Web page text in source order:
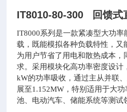
IT8010-80-300 回馈式
IT8000系列是一款紧凑型大功率
载，既能模拟各种负载特性，又
为用户节省了用电和散热成本，
求。采用模块化高功率密度设计
kW的功率吸收，通过主从并联
展至1.152MW，特别适用于大
池、电动汽车、储能系统等测试